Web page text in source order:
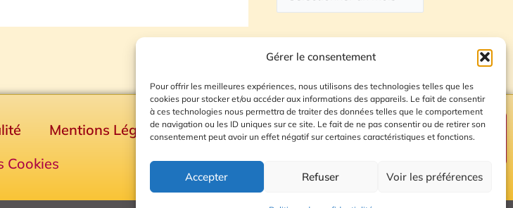
Gérer le consentement
Pour offrir les meilleures expériences, nous utilisons des technologies telles que les
cookies pour stocker et/ou accéder aux informations des appareils. Le fait de consentir
à ces technologies nous permettra de traiter des données telles que le comportement
de navigation ou les ID uniques sur ce site. Le fait de ne pas consentir ou de retirer son
consentement peut avoir un effet négatif sur certaines caractéristiques et fonctions.
Accepter Refuser Voir les préférences
Mentions Légales
Plan du site
Cookies